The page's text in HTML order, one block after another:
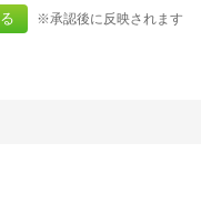
※承認後に反映されます